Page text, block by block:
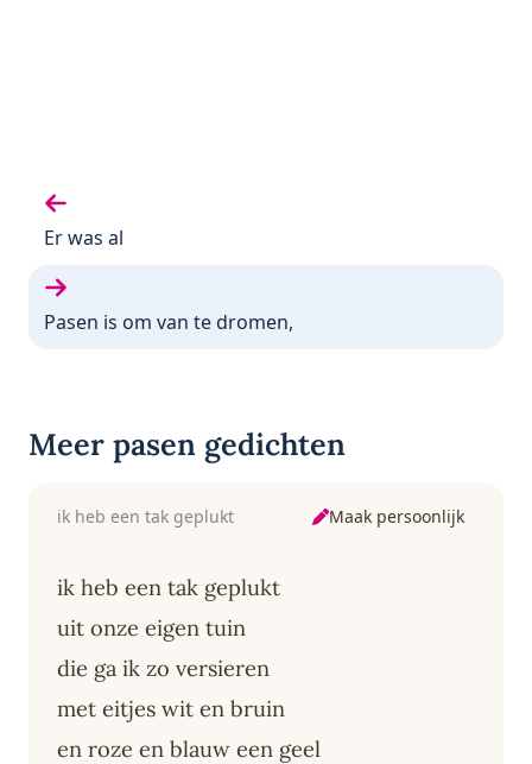
Vorige gedicht:
Er was al
Volgende gedicht:
Pasen is om van te dromen,
Meer pasen gedichten
ik heb een tak geplukt Maak persoonlijk
ik heb een tak geplukt
uit onze eigen tuin
die ga ik zo versieren
met eitjes wit en bruin
en roze en blauw een geel